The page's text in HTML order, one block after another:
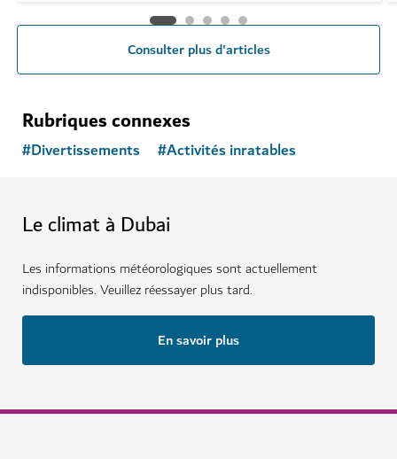
Consulter plus d'articles
Rubriques connexes
#Divertissements #Activités inratables
Le climat à Dubai
Les informations météorologiques sont actuellement
indisponibles. Veuillez réessayer plus tard.
En savoir plus